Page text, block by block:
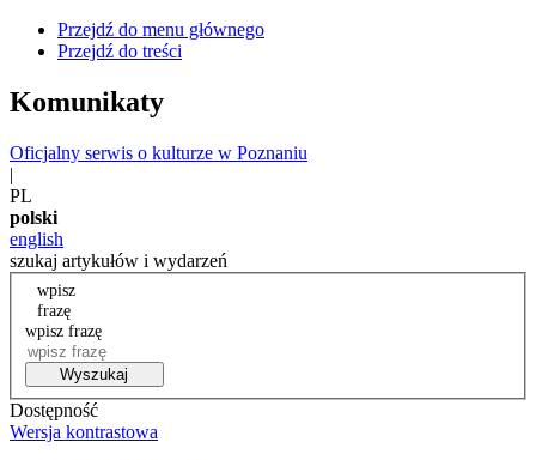
Przejdź do menu głównego
Przejdź do treści
Komunikaty
Oficjalny serwis o kulturze w Poznaniu
|
PL
polski
english
szukaj artykułów i wydarzeń
wpisz
frazę
wpisz frazę
Wyszukaj
Dostępność
Wersja kontrastowa